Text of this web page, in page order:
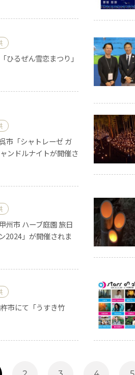
キャンドルグラス
ランタン
ひるぜん雪恋まつり」
市「シャトレーゼ ガ
ンドルナイトが開催さ
州市 ハーブ庭園 旅日
2024」が開催されま
市にて「うすき竹